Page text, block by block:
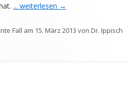
... weiterlesen →
Fall am 15. März 2013 von Dr. Ippisch